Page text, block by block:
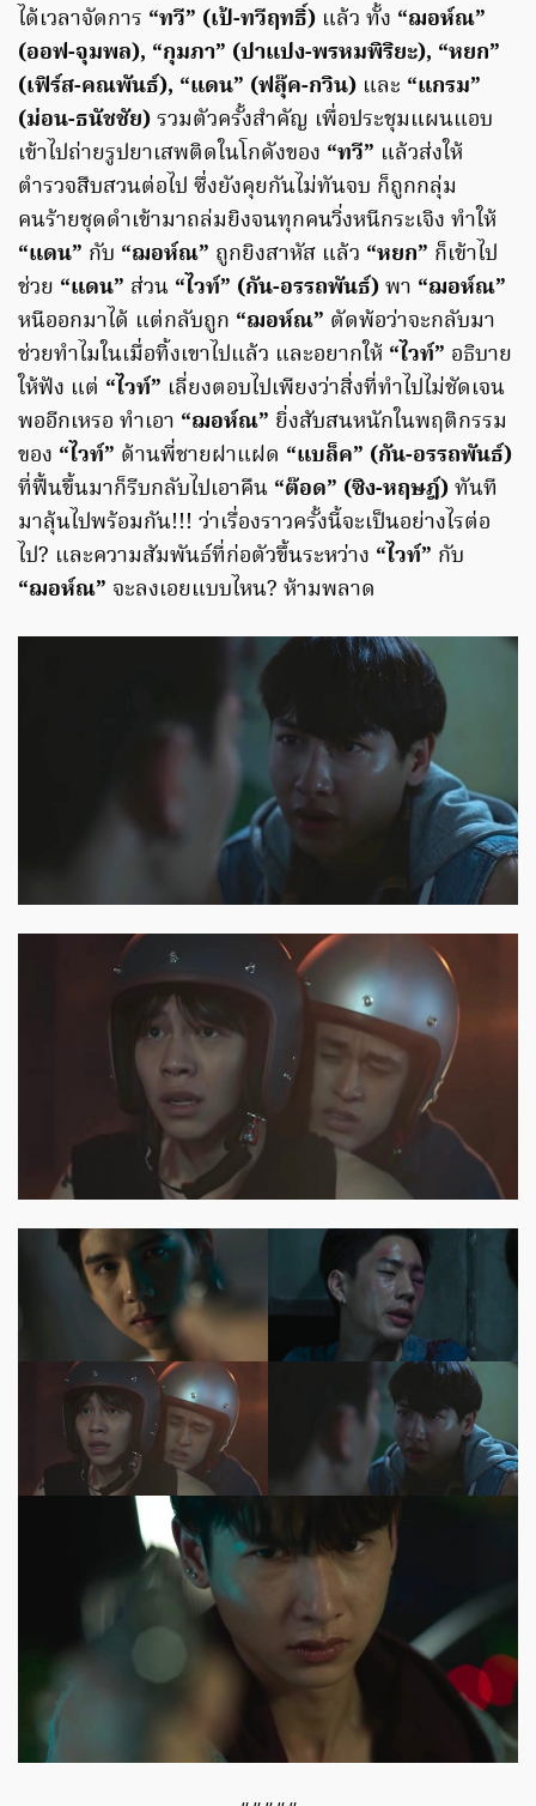
ได้เวลาจัดการ “ทวี” (เป้-ทวีฤทธิ์) แล้ว ทั้ง “ฌอห์ณ”
(ออฟ-จุมพล), “กุมภา” (ปาแปง-พรหมพิริยะ), “หยก”
(เฟิร์ส-คณพันธ์), “แดน” (ฟลุ๊ค-กวิน) และ “แกรม”
(ม่อน-ธนัชชัย)รวมตัวครั้งสำคัญ เพื่อประชุมแผนแอบ
เข้าไปถ่ายรูปยาเสพติดในโกดังของ “ทวี” แล้วส่งให้
ตำรวจสืบสวนต่อไป ซึ่งยังคุยกันไม่ทันจบ ก็ถูกกลุ่ม
คนร้ายชุดดำเข้ามาถล่มยิงจนทุกคนวิ่งหนีกระเจิง ทำให้
“แดน” กับ “ฌอห์ณ” ถูกยิงสาหัส แล้ว “หยก” ก็เข้าไป
ช่วย “แดน” ส่วน “ไวท์” (กัน-อรรถพันธ์)พา “ฌอห์ณ”
หนีออกมาได้ แต่กลับถูก “ฌอห์ณ” ตัดพ้อว่าจะกลับมา
ช่วยทำไมในเมื่อทิ้งเขาไปแล้ว และอยากให้ “ไวท์” อธิบาย
ให้ฟัง แต่ “ไวท์” เลี่ยงตอบไปเพียงว่าสิ่งที่ทำไปไม่ชัดเจน
พออีกเหรอ ทำเอา “ฌอห์ณ” ยิ่งสับสนหนักในพฤติกรรม
ของ “ไวท์” ด้านพี่ชายฝาแฝด “แบล็ค” (กัน-อรรถพันธ์)
ที่ฟื้นขึ้นมาก็รีบกลับไปเอาคืน “ต๊อด” (ซิง-หฤษฎ์)ทันที
มาลุ้นไปพร้อมกัน!!! ว่าเรื่องราวครั้งนี้จะเป็นอย่างไรต่อ
ไป? และความสัมพันธ์ที่ก่อตัวขึ้นระหว่าง “ไวท์” กับ
“ฌอห์ณ” จะลงเอยแบบไหน? ห้ามพลาด